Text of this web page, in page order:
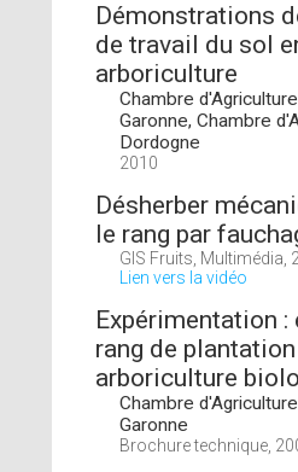
Démonstrations
de travail du sol
arboriculture
Chambre
Garonne, Chambre
Dordogne
2010
Désherber
le rang par
GIS Fruits, Multimédia,
Lien vers la vidéo
Expérimentation :
rang de
arboriculture
Chambre
Garonne
Brochure technique,